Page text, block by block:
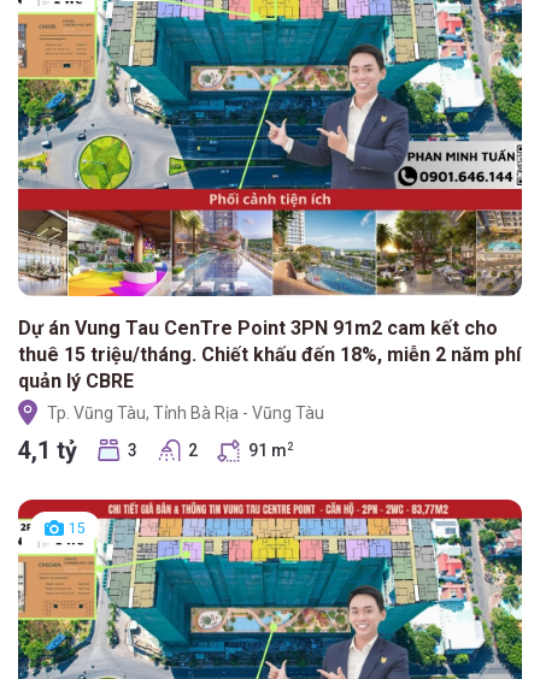
Dự án Vung Tau CenTre Point 3PN 91m2 cam kết cho
thuê 15 triệu/tháng. Chiết khấu đến 18%, miễn 2 năm phí
quản lý CBRE
Tp. Vũng Tàu, Tỉnh Bà Rịa - Vũng Tàu
4,1 tỷ 3 2 91 m 2
15